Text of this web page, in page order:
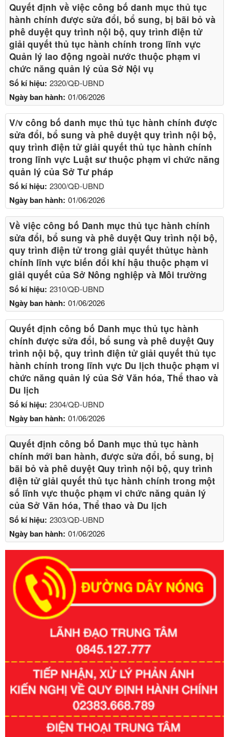
Số kí hiệu: 2320/QĐ-UBND
Ngày ban hành: 01/06/2026
Quyết định về việc công bố danh mục thủ tục
hành chính được sửa đổi, bổ sung, bị bãi bỏ và
phê duyệt quy trình nội bộ, quy trình điện tử
giải quyết thủ tục hành chính trong lĩnh vực
Quản lý lao động ngoài nước thuộc phạm vi
chức năng quản lý của Sở Nội vụ
Số kí hiệu: 2300/QĐ-UBND
Ngày ban hành: 01/06/2026
V/v công bố danh mục thủ tục hành chính được
sửa đổi, bổ sung và phê duyệt quy trình nội bộ,
quy trình điện tử giải quyết thủ tục hành chính
trong lĩnh vực Luật sư thuộc phạm vi chức năng
quản lý của Sở Tư pháp
Số kí hiệu: 2310/QĐ-UBND
Ngày ban hành: 01/06/2026
Về việc công bố Danh mục thủ tục hành chính
sửa đổi, bổ sung và phê duyệt Quy trình nội bộ,
quy trình điện tử trong giải quyết thủtục hành
chính lĩnh vực biến đổi khí hậu thuộc phạm vi
giải quyết của Sở Nông nghiệp và Môi trường
Số kí hiệu: 2304/QĐ-UBND
Ngày ban hành: 01/06/2026
Quyết định công bố Danh mục thủ tục hành
chính được sửa đổi, bổ sung và phê duyệt Quy
trình nội bộ, quy trình điện tử giải quyết thủ tục
hành chính trong lĩnh vực Du lịch thuộc phạm vi
chức năng quản lý của Sở Văn hóa, Thể thao và
Du lịch
Số kí hiệu: 2303/QĐ-UBND
Ngày ban hành: 01/06/2026
Quyết định công bố Danh mục thủ tục hành
chính mới ban hành, được sửa đổi, bổ sung, bị
bãi bỏ và phê duyệt Quy trình nội bộ, quy trình
điện tử giải quyết thủ tục hành chính trong một
số lĩnh vực thuộc phạm vi chức năng quản lý
của Sở Văn hóa, Thể thao và Du lịch